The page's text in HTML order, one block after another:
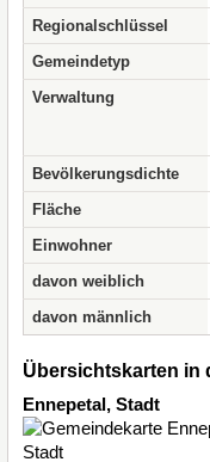
Regionalschlüssel
Gemeindetyp
Verwaltung
Bevölkerungsdichte
Fläche
Einwohner
davon weiblich
davon männlich
Übersichtskarten in
Ennepetal, Stadt